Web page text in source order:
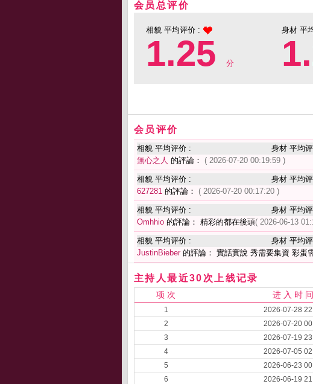
会员总评价
相貌 平均评价 :
1.25 分
身材 平
会员评价
相貌 平均评价 : 身材 平均
無心之人 的評論： ( 2026-07-20 00:19:59 )
相貌 平均评价 : 身材 平均
627281 的評論： ( 2026-07-20 00:17:20 )
相貌 平均评价 : 身材 平均
Omhhio 的評論： 精彩的都在後頭( 2026-06-13
相貌 平均评价 : 身材 平均
JustinBieber的評論： 實話實說 秀需要集資 彩蛋
主持人最近30次上线记录
项 次 进 入 时 间
1 2026-07-28
2
2026-07-20
3
2026-07-19
4
2026-07-05
5
2026-06-23
6
2026-06-19